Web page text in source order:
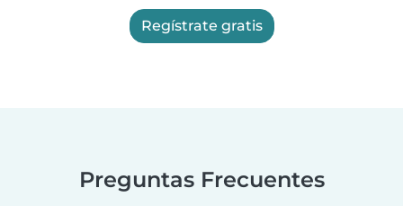
Regístrate gratis
Preguntas Frecuentes